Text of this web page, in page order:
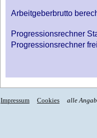
Arbeitgeberbrutto
Progressionsrechner
Progressionsrechner
Impressum Cookies alle